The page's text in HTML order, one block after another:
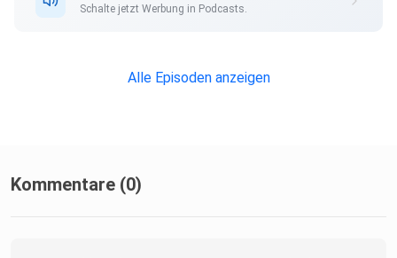
Schalte jetzt Werbung in Podcasts.
Alle Episoden anzeigen
Kommentare (0)